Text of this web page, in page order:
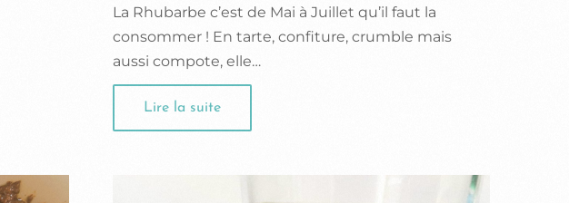
La Rhubarbe c’est de Mai à Juillet qu’il faut la
consommer ! En tarte, confiture, crumble mais
aussi compote, elle…
Lire la suite